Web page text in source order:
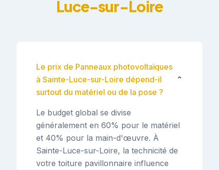
Luce-sur-Loire
Le prix de Panneaux photovoltaïques
à Sainte-Luce-sur-Loire dépend-il
surtout du matériel ou de la pose ?
⌄
Le budget global se divise
généralement en 60% pour le matériel
et 40% pour la main-d'œuvre. À
Sainte-Luce-sur-Loire, la technicité de
votre toiture pavillonnaire influence